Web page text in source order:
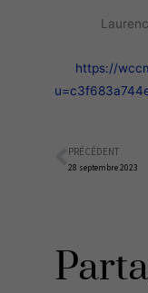
https://
PRÉCÉDENT
28 septembre 2023